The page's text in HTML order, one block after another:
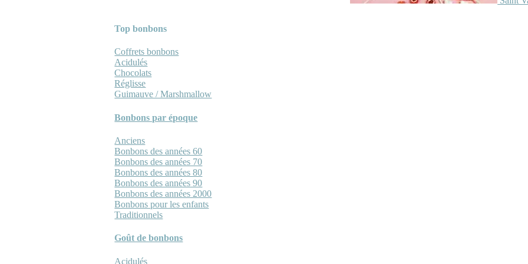
Top bonbons
Coffrets bonbons
Acidulés
Chocolats
Réglisse
Guimauve / Marshmallow
Bonbons par époque
Anciens
Bonbons des années 60
Bonbons des années 70
Bonbons des années 80
Bonbons des années 90
Bonbons des années 2000
Bonbons pour les enfants
Traditionnels
Goût de bonbons
Acidulés